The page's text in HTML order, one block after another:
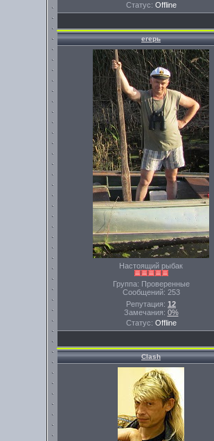
Статус: Offline
егерь
Настоящий рыбак
Группа: Проверенные
Сообщений: 253
Репутация: 12
Замечания: 0%
Статус: Offline
Clash